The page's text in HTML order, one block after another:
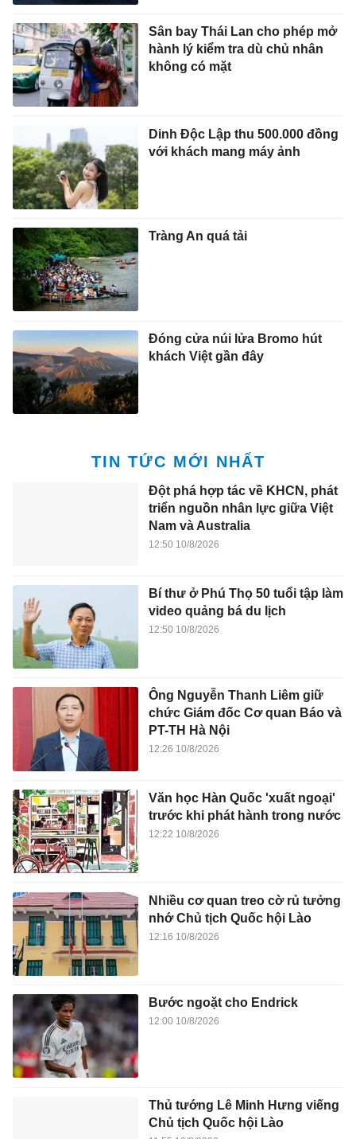
Sân bay Thái Lan cho phép mở
hành lý kiểm tra dù chủ nhân
không có mặt
Dinh Độc Lập thu 500.000 đồng
với khách mang máy ảnh
Tràng An quá tải
Đóng cửa núi lửa Bromo hút
khách Việt gần đây
TIN TỨC MỚI NHẤT
Đột phá hợp tác về KHCN, phát
triển nguồn nhân lực giữa Việt
Nam và Australia
12:50 10/8/2026
Bí thư ở Phú Thọ 50 tuổi tập làm
video quảng bá du lịch
12:50 10/8/2026
Ông Nguyễn Thanh Liêm giữ
chức Giám đốc Cơ quan Báo và
PT-TH Hà Nội
12:26 10/8/2026
Văn học Hàn Quốc 'xuất ngoại'
trước khi phát hành trong nước
12:22 10/8/2026
Nhiều cơ quan treo cờ rủ tưởng
nhớ Chủ tịch Quốc hội Lào
12:16 10/8/2026
Bước ngoặt cho Endrick
12:00 10/8/2026
Thủ tướng Lê Minh Hưng viếng
Chủ tịch Quốc hội Lào